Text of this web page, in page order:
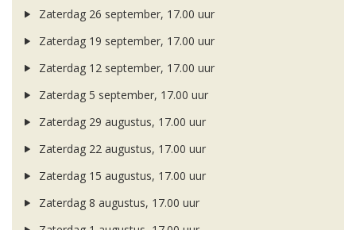
Zaterdag 26 september, 17.00 uur
Zaterdag 19 september, 17.00 uur
Zaterdag 12 september, 17.00 uur
Zaterdag 5 september, 17.00 uur
Zaterdag 29 augustus, 17.00 uur
Zaterdag 22 augustus, 17.00 uur
Zaterdag 15 augustus, 17.00 uur
Zaterdag 8 augustus, 17.00 uur